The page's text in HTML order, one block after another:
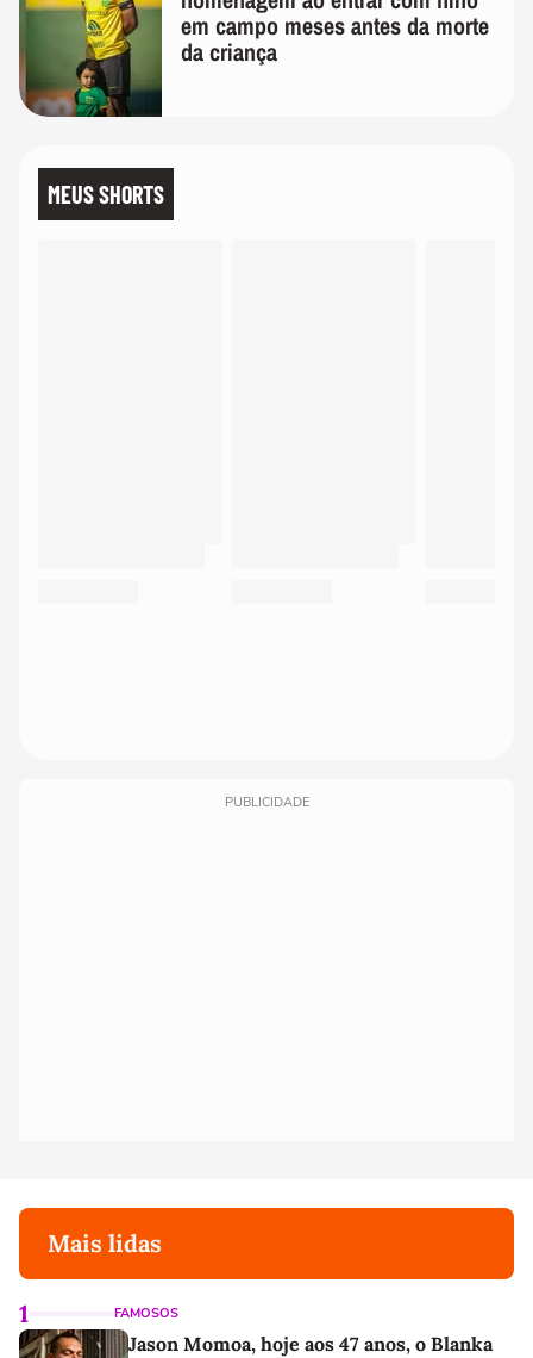
em campo meses antes da morte
da criança
MEUS SHORTS
PUBLICIDADE
Mais lidas
1 FAMOSOS
Jason Momoa, hoje aos 47 anos, o Blanka